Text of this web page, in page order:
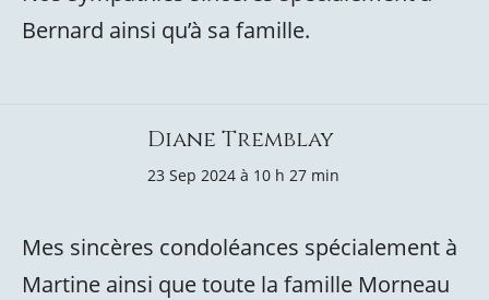
Bernard ainsi qu’à sa famille.
Diane Tremblay
23 Sep 2024 à 10 h 27 min
Mes sincères condoléances spécialement à
Martine ainsi que toute la famille Morneau